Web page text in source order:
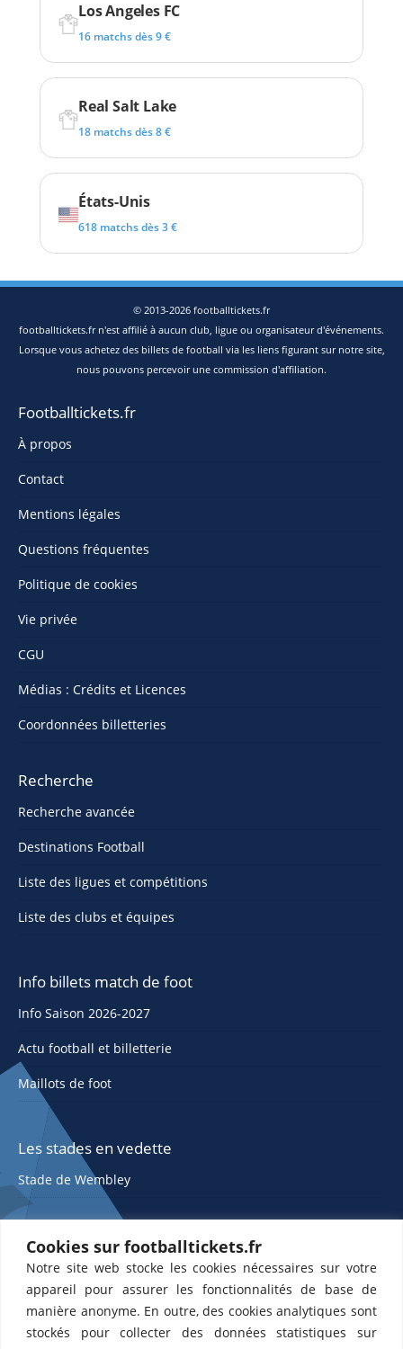
Cookies sur footballtickets.fr
Notre site web stocke les cookies nécessaires sur votre
appareil pour assurer les fonctionnalités de base de
manière anonyme. En outre, des cookies analytiques sont
stockés pour collecter des données statistiques sur
Los Angeles FC
16 matchs dès 9 €
Real Salt Lake
18 matchs dès 8 €
États-Unis
618 matchs dès 3 €
© 2013-2026 footballtickets.fr
footballtickets.fr n'est affilié à aucun club, ligue ou organisateur d'événements.
Lorsque vous achetez des billets de football via les liens figurant sur notre site,
nous pouvons percevoir une commission d'affiliation.
Footballtickets.fr
À propos
Contact
Mentions légales
Questions fréquentes
Politique de cookies
Vie privée
CGU
Médias : Crédits et Licences
Coordonnées billetteries
Recherche
Recherche avancée
Destinations Football
Liste des ligues et compétitions
Liste des clubs et équipes
Info billets match de foot
Info Saison 2026-2027
Actu football et billetterie
Maillots de foot
Les stades en vedette
Stade de Wembley